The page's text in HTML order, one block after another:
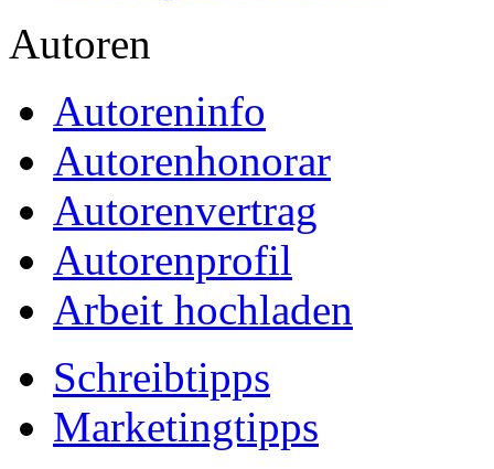
Autoren
Autoreninfo
Autorenhonorar
Autorenvertrag
Autorenprofil
Arbeit hochladen
Schreibtipps
Marketingtipps